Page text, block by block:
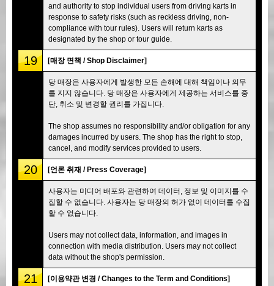
and authority to stop individual users from driving karts in
response to safety risks (such as reckless driving, non-
compliance with tour rules). Users will return karts as
designated by the shop or tour guide.
19 [매장 면책 / Shop Disclaimer]
당 매장은 사용자에게 발생한 모든 손해에 대해 책임이나 의무
를 지지 않습니다. 당 매장은 사용자에게 제공하는 서비스를 중
단, 취소 및 변경할 권리를 가집니다.
The shop assumes no responsibility and/or obligation for any
damages incurred by users. The shop has the right to stop,
cancel, and modify services provided to users.
20 [언론 취재 / Press Coverage]
사용자는 미디어 배포와 관련하여 데이터, 정보 및 이미지를 수
집할 수 없습니다. 사용자는 당 매장의 허가 없이 데이터를 수집
할 수 없습니다.
Users may not collect data, information, and images in
connection with media distribution. Users may not collect
data without the shop's permission.
21 [이용약관 변경 / Changes to the Term and Conditions]